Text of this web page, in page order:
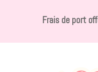
Frais de port